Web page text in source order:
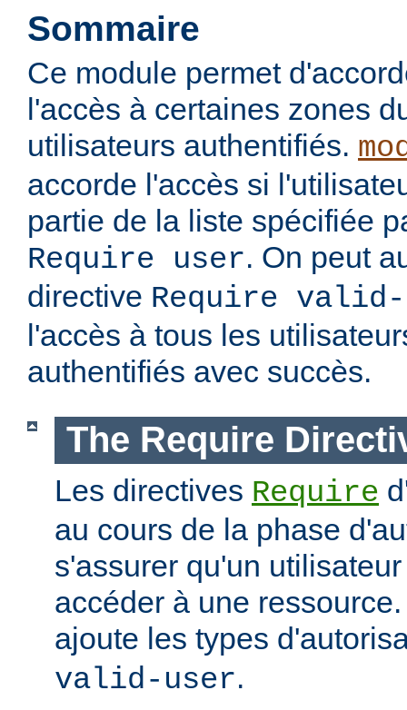
Sommaire
Ce module permet
l'accès à certaines zones
utilisateurs authentifiés.
accorde l'accès si
partie de la liste spécifiée
Require user. On peut
directive Require
l'accès à tous les
authentifiés avec succès.
The Require
Les directives Require
au cours de la phase
s'assurer qu'un
accéder à une
ajoute les types
valid-user.